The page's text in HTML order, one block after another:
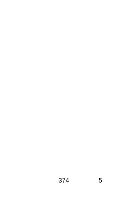
374 5